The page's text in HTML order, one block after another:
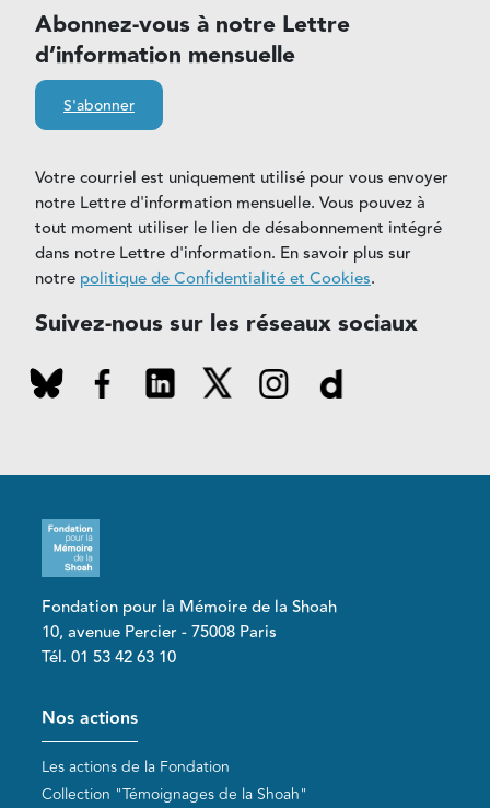
Abonnez-vous à notre Lettre
d’information mensuelle
S'abonner
Votre courriel est uniquement utilisé pour vous envoyer
notre Lettre d'information mensuelle. Vous pouvez à
tout moment utiliser le lien de désabonnement intégré
dans notre Lettre d'information. En savoir plus sur
notre politique de Confidentialité et Cookies.
Suivez-nous sur les réseaux sociaux
Fondation pour la Mémoire de la Shoah
10, avenue Percier - 75008 Paris
Tél. 01 53 42 63 10
Pied de page
Nos actions
Les actions de la Fondation
Collection "Témoignages de la Shoah"